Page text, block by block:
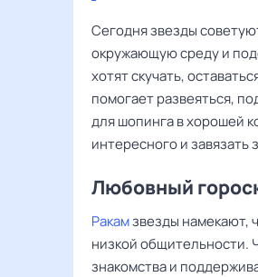
Сегодня звезды
окружающую среду и
хотят скучать,
помогает развеяться,
для шопинга в хорошей
интересного и завязать
Любовный
Ракамзвезды намекают,
низкой общительности.
знакомства и